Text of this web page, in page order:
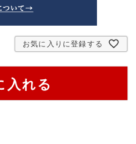
お気に入りに登録する
入れる